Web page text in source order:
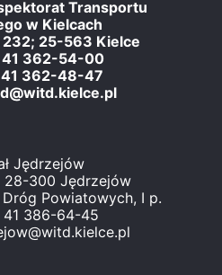
Transportu
w Kielcach
232; 25-563 Kielce
362-54-00
362-48-47
Jędrzejów
28-300 Jędrzejów
Powiatowych, I p.
386-64-45